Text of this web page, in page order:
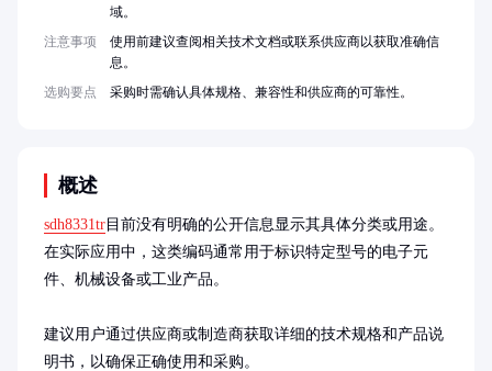
概述
sdh8331tr 目前没有明确的公开信息显示其具体分类或用途。
在实际应用中，这类编码通常用于标识特定型号的电子元
件、机械设备或工业产品。
建议用户通过供应商或制造商获取详细的技术规格和产品说
明书，以确保正确使用和采购。
域。
注意事项
使用前建议查阅相关技术文档或联系供应商以获取准确信
息。
选购要点
采购时需确认具体规格、兼容性和供应商的可靠性。